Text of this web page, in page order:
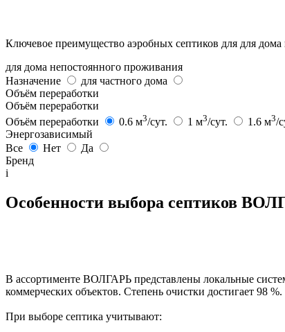
Ключевое преимущество аэробных септиков для для
для дома непостоянного проживания
Назначение
для частного дома
Объём переработки
Объём переработки
Объём переработки
0.6 м3/сут. 1 м3/сут. 1.6 м3/
Энергозависимый
Все
Нет
Да
Бренд
i
Особенности выбора септиков
В ассортименте ВОЛГАРЬ представлены локальные
коммерческих объектов. Степень очистки достигает 98
При выборе септика учитывают: